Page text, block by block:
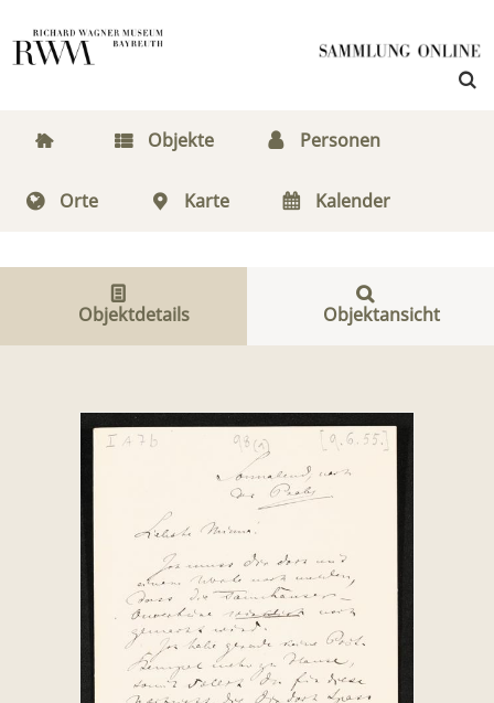
Objekte Personen
Orte Karte Kalender
Objektdetails Objektansicht